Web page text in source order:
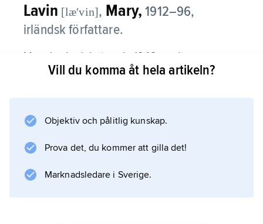
Lavin [læʹvin], Mary, 1912–96,
irländsk författare.
Mary Lavin debuterade 1942 med
novellsamlingen
mästerliga noveller samt romaner som
(1950). Verken kännetecknas av frisk realism,
myt och fabel. Om balans och klarhet kan
sägas prägla hennes tidiga författarskap
Vill du komma åt hela artikeln?
Objektiv och pålitlig kunskap.
Prova det, du kommer att gilla det!
Marknadsledare i Sverige.